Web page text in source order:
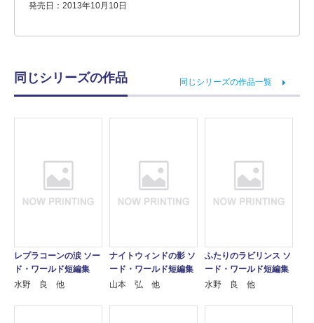
発売日：2013年10月10日
同じシリーズの作品 同じシリーズの作品一覧
レプラコーンの涙 ソー
ド・ワールド短編集
水野 良 他
ナイトウィンドの影 ソ
ード・ワールド短編集
山本 弘 他
ふたりのラビリンス ソ
ード・ワールド短編集
水野 良 他